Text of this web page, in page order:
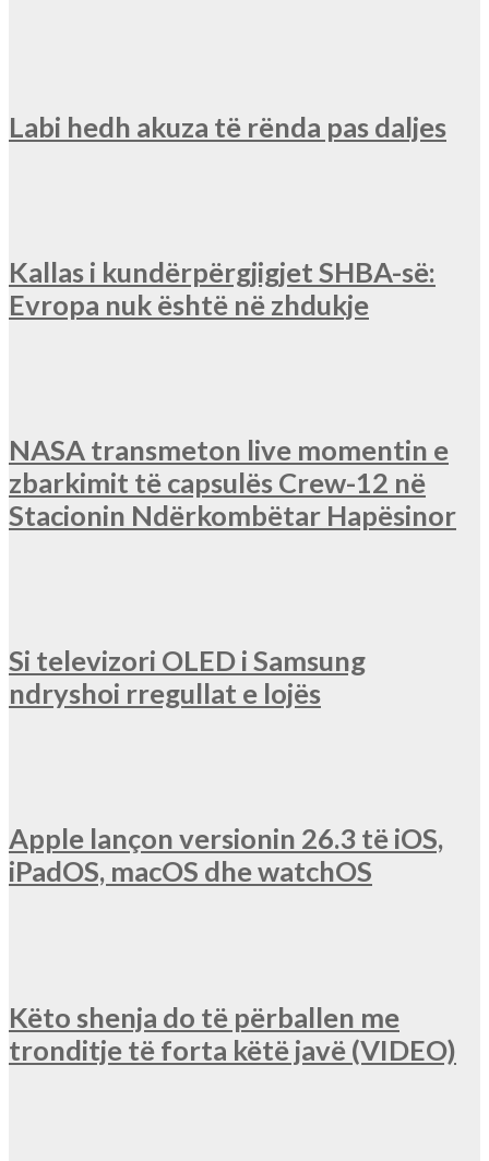
Labi hedh akuza të rënda pas daljes
Kallas i kundërpërgjigjet SHBA-së:
Evropa nuk është në zhdukje
NASA transmeton live momentin e
zbarkimit të capsulës Crew-12 në
Stacionin Ndërkombëtar Hapësinor
Si televizori OLED i Samsung
ndryshoi rregullat e lojës
Apple lançon versionin 26.3 të iOS,
iPadOS, macOS dhe watchOS
Këto shenja do të përballen me
tronditje të forta këtë javë (VIDEO)